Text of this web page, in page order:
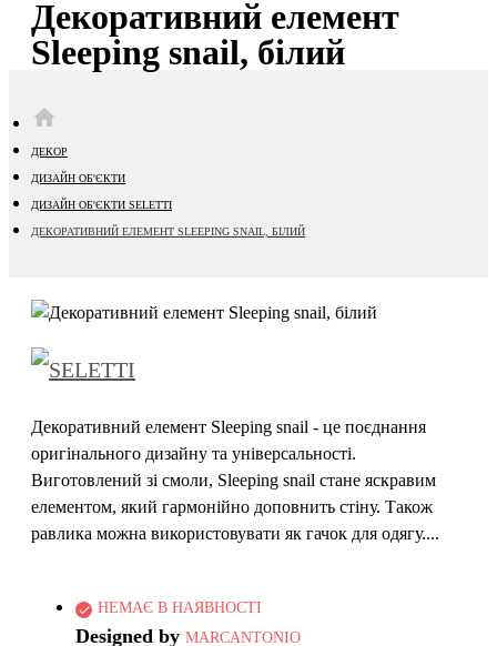
Декоративний елемент
Sleeping snail, білий
ДЕКОР
ДИЗАЙН ОБ'ЄКТИ
ДИЗАЙН ОБ'ЄКТИ SELETTI
ДЕКОРАТИВНИЙ ЕЛЕМЕНТ SLEEPING SNAIL, БІЛИЙ
Декоративний елемент Sleeping snail - це поєднання
оригінального дизайну та універсальності.
Виготовлений зі смоли, Sleeping snail стане яскравим
елементом, який гармонійно доповнить стіну. Також
равлика можна використовувати як гачок для одягу....
НЕМАЄ В НАЯВНОСТІ
Designed by MARCANTONIO